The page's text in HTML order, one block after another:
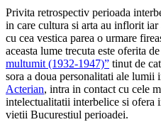
Privita retrospectiv perioada
in care cultura si arta au inflorit
cu cea vestica parea o urmare
aceasta lume trecuta este oferita de
multumit (1932-1947)” tinut de
sora a doua personalitati ale lumii
Acterian, intra in contact cu cele
intelectualitatii interbelice si ofera
vietii Bucurestiul perioadei.